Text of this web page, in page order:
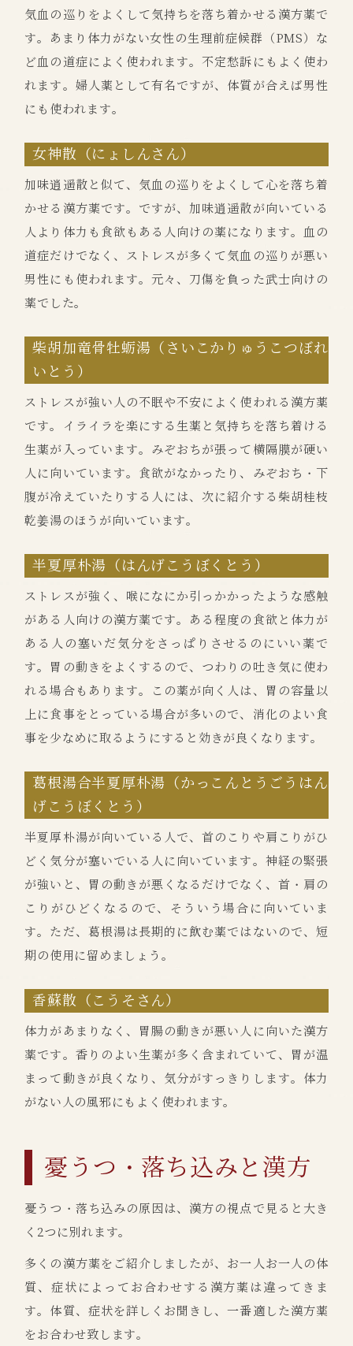
気血の巡りをよくして気持ちを落ち着かせる漢方薬で
す。あまり体力がない女性の生理前症候群（PMS）な
ど血の道症によく使われます。不定愁訴にもよく使わ
れます。婦人薬として有名ですが、体質が合えば男性
にも使われます。
女神散（にょしんさん）
加味逍遥散と似て、気血の巡りをよくして心を落ち着
かせる漢方薬です。ですが、加味逍遥散が向いている
人より体力も食欲もある人向けの薬になります。血の
道症だけでなく、ストレスが多くて気血の巡りが悪い
男性にも使われます。元々、刀傷を負った武士向けの
薬でした。
柴胡加竜骨牡蛎湯（さいこかりゅうこつぼれ
いとう）
ストレスが強い人の不眠や不安によく使われる漢方薬
です。イライラを楽にする生薬と気持ちを落ち着ける
生薬が入っています。みぞおちが張って横隔膜が硬い
人に向いています。食欲がなかったり、みぞおち・下
腹が冷えていたりする人には、次に紹介する柴胡桂枝
乾姜湯のほうが向いています。
半夏厚朴湯（はんげこうぼくとう）
ストレスが強く、喉になにか引っかかったような感触
がある人向けの漢方薬です。ある程度の食欲と体力が
ある人の塞いだ気分をさっぱりさせるのにいい薬で
す。胃の動きをよくするので、つわりの吐き気に使わ
れる場合もあります。この薬が向く人は、胃の容量以
上に食事をとっている場合が多いので、消化のよい食
事を少なめに取るようにすると効きが良くなります。
葛根湯合半夏厚朴湯（かっこんとうごうはん
げこうぼくとう）
半夏厚朴湯が向いている人で、首のこりや肩こりがひ
どく気分が塞いでいる人に向いています。神経の緊張
が強いと、胃の動きが悪くなるだけでなく、首・肩の
こりがひどくなるので、そういう場合に向いていま
す。ただ、葛根湯は長期的に飲む薬ではないので、短
期の使用に留めましょう。
香蘇散（こうそさん）
体力があまりなく、胃腸の動きが悪い人に向いた漢方
薬です。香りのよい生薬が多く含まれていて、胃が温
まって動きが良くなり、気分がすっきりします。体力
がない人の風邪にもよく使われます。
憂うつ・落ち込みと漢方
憂うつ・落ち込みの原因は、漢方の視点で見ると大き
く2つに別れます。
多くの漢方薬をご紹介しましたが、お一人お一人の体
質、症状によってお合わせする漢方薬は違ってきま
す。体質、症状を詳しくお聞きし、一番適した漢方薬
をお合わせ致します。